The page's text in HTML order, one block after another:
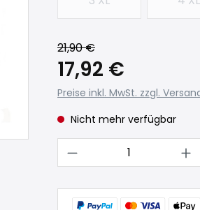
(Diese Option ist
21,90 €
17,92 €
Preise inkl. MwSt. zzgl.
Nicht mehr verfügbar
Produkt